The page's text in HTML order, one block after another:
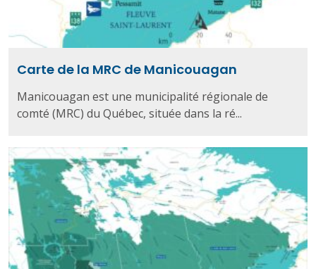
Carte de la MRC de Manicouagan
Manicouagan est une municipalité régionale de
comté (MRC) du Québec, située dans la ré...